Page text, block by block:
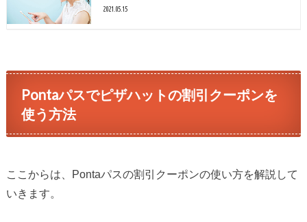
2021.05.15
Pontaパスでピザハットの割引クーポンを
使う方法
ここからは、Pontaパスの割引クーポンの使い方を解説して
いきます。